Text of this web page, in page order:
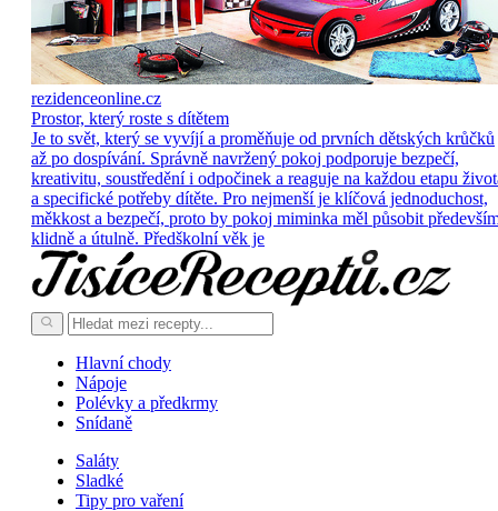
rezidenceonline.cz
Prostor, který roste s dítětem
Je to svět, který se vyvíjí a proměňuje od prvních dětských krůčků
až po dospívání. Správně navržený pokoj podporuje bezpečí,
kreativitu, soustředění i odpočinek a reaguje na každou etapu
a specifické potřeby dítěte. Pro nejmenší je klíčová jednoduchost,
měkkost a bezpečí, proto by pokoj miminka měl působit
klidně a útulně. Předškolní věk je
Hlavní chody
Nápoje
Polévky a předkrmy
Snídaně
Saláty
Sladké
Tipy pro vaření